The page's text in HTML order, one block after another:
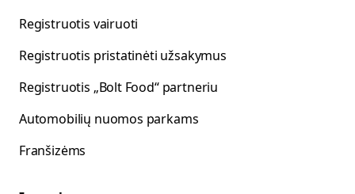
Registruotis vairuoti
Registruotis pristatinėti užsakymus
Registruotis „Bolt Food“ partneriu
Automobilių nuomos parkams
Franšizėms